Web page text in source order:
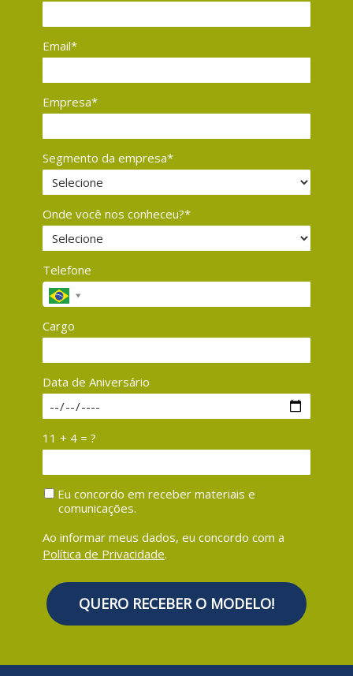
Email*
Empresa*
Segmento da empresa*
Onde você nos conheceu?*
Telefone
Cargo
Data de Aniversário
11 + 4 = ?
Eu concordo em receber materiais e
comunicações.
Ao informar meus dados, eu concordo com a
Política de Privacidade.
QUERO RECEBER O MODELO!